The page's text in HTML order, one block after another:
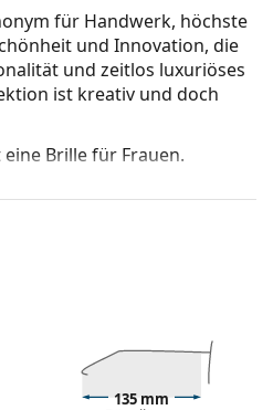
für Handwerk, höchste
und Innovation, die
und zeitlos luxuriöses
ist kreativ und doch
eine Brille für Frauen.
Brillenfassung passt perfekt
ist eine ideale Wahl
hochwertigem Kunststoff
Haltbarkeit, angenehmen
135 mm